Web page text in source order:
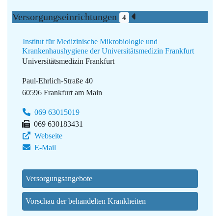
Versorgungseinrichtungen 4
Institut für Medizinische Mikrobiologie und
Krankenhaushygiene der Universitätsmedizin Frankfurt
Universitätsmedizin Frankfurt
Paul-Ehrlich-Straße 40
60596 Frankfurt am Main
069 63015019
069 630183431
Webseite
E-Mail
Versorgungsangebote
Vorschau der behandelten Krankheiten